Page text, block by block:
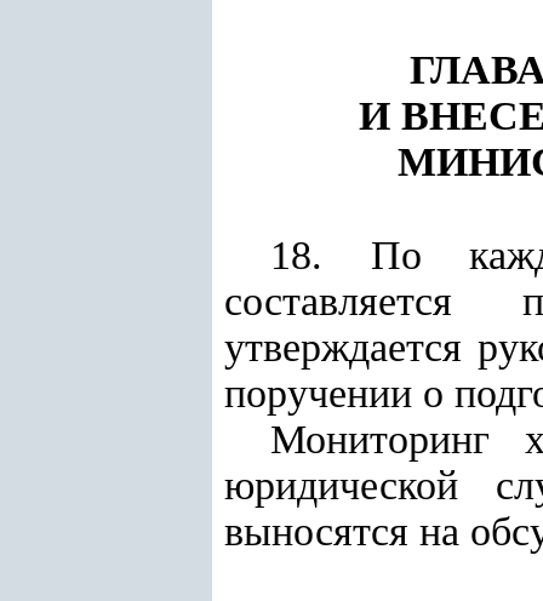
И
18. По
составляется
утверждается
поручении о
Мониторинг
юридической
выносятся на